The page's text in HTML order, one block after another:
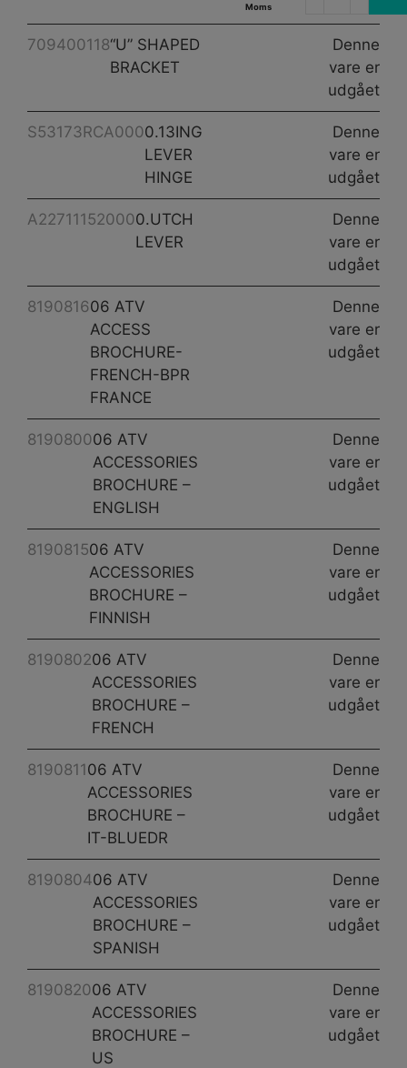
Moms
antal
Denne
vare er
udgået
709400118“U” SHAPED
BRACKET
Denne
vare er
udgået
S53173RCA0000.13ING
LEVER
HINGE
Denne
vare er
udgået
A227111520000.UTCH
LEVER
Denne
vare er
udgået
819081606 ATV
ACCESS
BROCHURE-
FRENCH-BPR
FRANCE
Denne
vare er
udgået
819080006 ATV
ACCESSORIES
BROCHURE –
ENGLISH
Denne
vare er
udgået
819081506 ATV
ACCESSORIES
BROCHURE –
FINNISH
Denne
vare er
udgået
819080206 ATV
ACCESSORIES
BROCHURE –
FRENCH
Denne
vare er
udgået
8190811 06 ATV
ACCESSORIES
BROCHURE –
IT-BLUEDR
Denne
vare er
udgået
819080406 ATV
ACCESSORIES
BROCHURE –
SPANISH
Denne
vare er
udgået
819082006 ATV
ACCESSORIES
BROCHURE –
US